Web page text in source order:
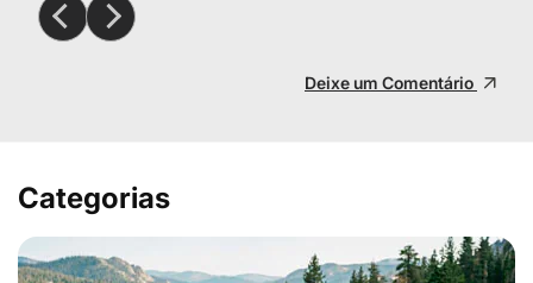
Deixe um Comentário
Categorias